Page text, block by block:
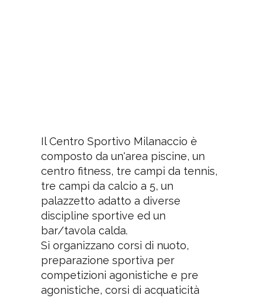
Il Centro Sportivo Milanaccio è
composto da un'area piscine, un
centro fitness, tre campi da tennis,
tre campi da calcio a 5, un
palazzetto adatto a diverse
discipline sportive ed un
bar/tavola calda.
Si organizzano corsi di nuoto,
preparazione sportiva per
competizioni agonistiche e pre
agonistiche, corsi di acquaticità